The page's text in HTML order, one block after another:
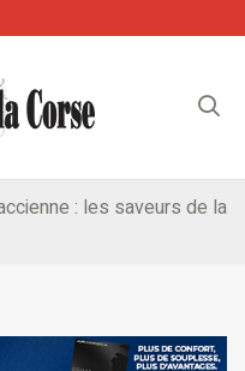
: les saveurs de la